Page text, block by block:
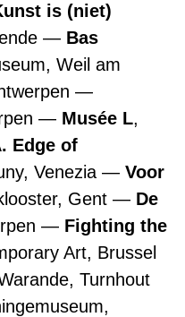
is (niet)
Bas
Weil am
Musée L,
Edge of
Venezia
Voor
Gent
De
Fighting the
Art, Brussel
Turnhout